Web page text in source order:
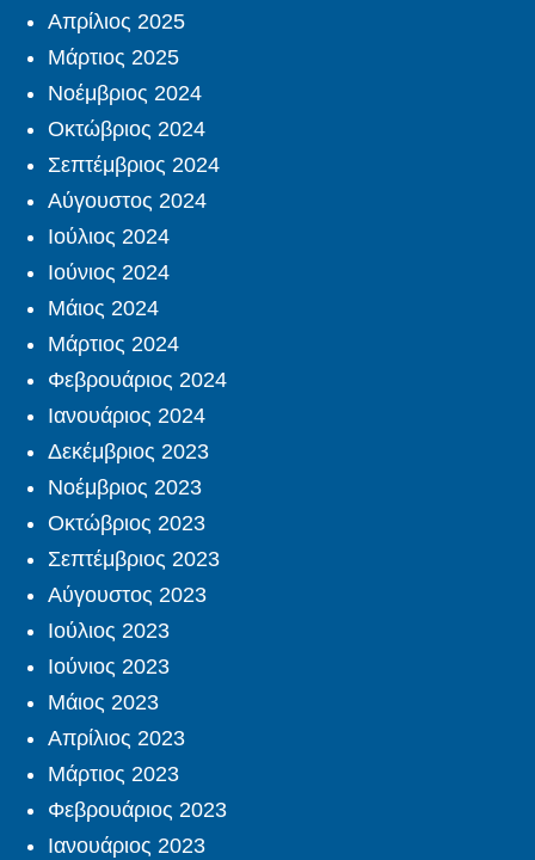
Απρίλιος 2025
Μάρτιος 2025
Νοέμβριος 2024
Οκτώβριος 2024
Σεπτέμβριος 2024
Αύγουστος 2024
Ιούλιος 2024
Ιούνιος 2024
Μάιος 2024
Μάρτιος 2024
Φεβρουάριος 2024
Ιανουάριος 2024
Δεκέμβριος 2023
Νοέμβριος 2023
Οκτώβριος 2023
Σεπτέμβριος 2023
Αύγουστος 2023
Ιούλιος 2023
Ιούνιος 2023
Μάιος 2023
Απρίλιος 2023
Μάρτιος 2023
Φεβρουάριος 2023
Ιανουάριος 2023